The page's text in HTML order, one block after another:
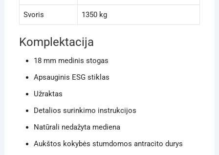
Svoris 1350 kg
Komplektacija
18 mm medinis stogas
Apsauginis ESG stiklas
Užraktas
Detalios surinkimo instrukcijos
Natūrali nedažyta mediena
Aukštos kokybės stumdomos antracito durys